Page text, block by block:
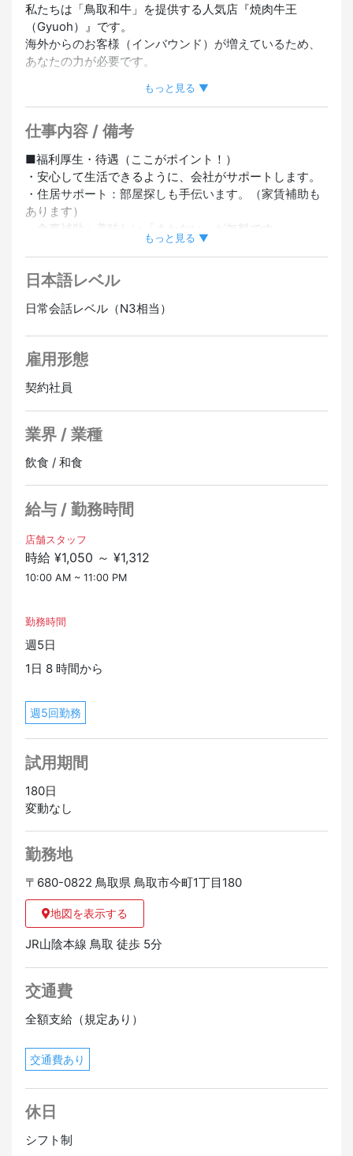
私たちは「鳥取和牛」を提供する人気店『焼肉牛王
（Gyuoh）』です。
海外からのお客様（インバウンド）が増えているため、
あなたの力が必要です。
経験がなくても、私たちが丁寧に教えます。
■ステップアップ（正社員）
・仕事に慣れたら、店舗の管理やシフト作成、アルバイ
トの教育もお願いします。
・将来は「店長」や「マネージャー」を目指せます。
まずはアルバイトからスタートします。
アルバイト（正社員登用あり）
22時以降は時給UP
月給：307,426円 〜 348,970円
※基本給、固定残業代を含む
経験や能力で給与は上がります。
賞与・昇給あります
1. 鳥取駅北口店
2. 鳥取本店
鳥取駅から徒歩5分
応募条件
・日本語能力：N3レベル以上
・長く日本で働きたい方
もっと見る ▼
仕事内容 / 備考
■福利厚生・待遇（ここがポイント！）
・安心して生活できるように、会社がサポートします。
・住居サポート：部屋探しも手伝います。（家賃補助も
あります）
・食事補助：美味しい「まかない」が無料です。
・家族手当：子供の人数に応じて手当を支給します。
■その他：
・交通費支給
・制服貸与
正社員登用あり
もっと見る ▼
日本語レベル
日常会話レベル（N3相当）
雇用形態
契約社員
業界 / 業種
飲食 / 和食
給与 / 勤務時間
店舗スタッフ
時給 ¥1,050 ～ ¥1,312
10:00 AM ~ 11:00 PM
勤務時間
週5日
1日 8 時間から
週5回勤務
試用期間
180日
変動なし
勤務地
〒680-0822 鳥取県 鳥取市今町1丁目180
地図を表示する
JR山陰本線 鳥取 徒歩 5分
交通費
全額支給（規定あり）
交通費あり
休日
シフト制